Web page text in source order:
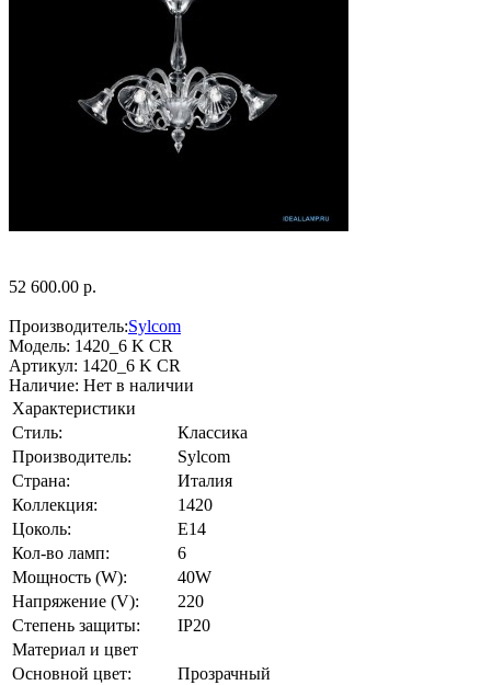
52 600.00 р.
Производитель:Sylcom
Модель: 1420_6 K CR
Артикул: 1420_6 K CR
Наличие: Нет в наличии
Характеристики
Стиль:
Классика
Производитель:
Sylcom
Страна:
Италия
Коллекция:
1420
Цоколь:
E14
Кол-во ламп:
6
Мощность (W):
40W
Напряжение (V):
220
Степень защиты:
IP20
Материал и цвет
Основной цвет:
Прозрачный